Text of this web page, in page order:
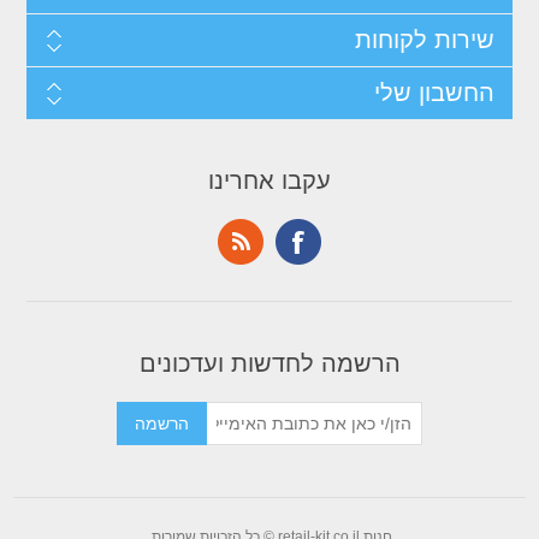
שירות לקוחות
החשבון שלי
עקבו אחרינו
הרשמה לחדשות ועדכונים